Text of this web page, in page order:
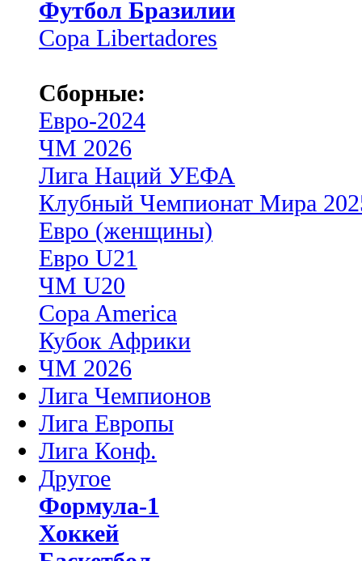
Футбол Бразилии
Copa Libertadores
Сборные:
Евро-2024
ЧМ 2026
Лига Наций УЕФА
Клубный Чемпионат Мира
Евро (женщины)
Евро U21
ЧМ U20
Copa America
Кубок Африки
ЧМ 2026
Лига Чемпионов
Лига Европы
Лига Конф.
Другое
Формула-1
Хоккей